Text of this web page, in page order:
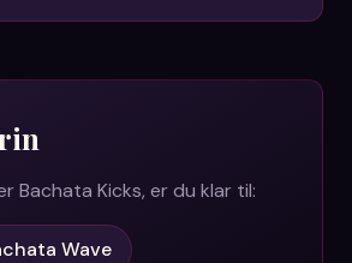
Bachata Kicks, er du klar til:
Wave